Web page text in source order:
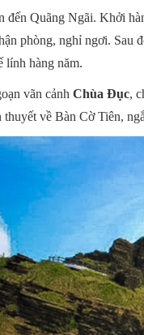
đến Quãng Ngãi. Khởi
phòng, nghỉ ngơi. Sau
lính hàng năm.
vãn cảnh Chùa Đục,
thuyết về Bàn Cờ Tiên,